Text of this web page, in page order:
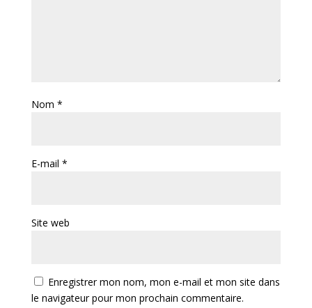
Nom *
E-mail *
Site web
Enregistrer mon nom, mon e-mail et mon site dans
le navigateur pour mon prochain commentaire.